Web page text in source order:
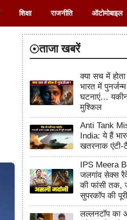
शिक्षा राजनीति ऑटोमोबाइल
ताजा खबरें
क्या सच में
भारत में
घटनाएं… यकीन
मुश्किल
Anti Tank
India: ये हैं
खतरनाक एंटी-
IPS Meera
जलगांव सेक्स
की फांसी तक,
सुपरकॉप की
लल्लनटॉप का